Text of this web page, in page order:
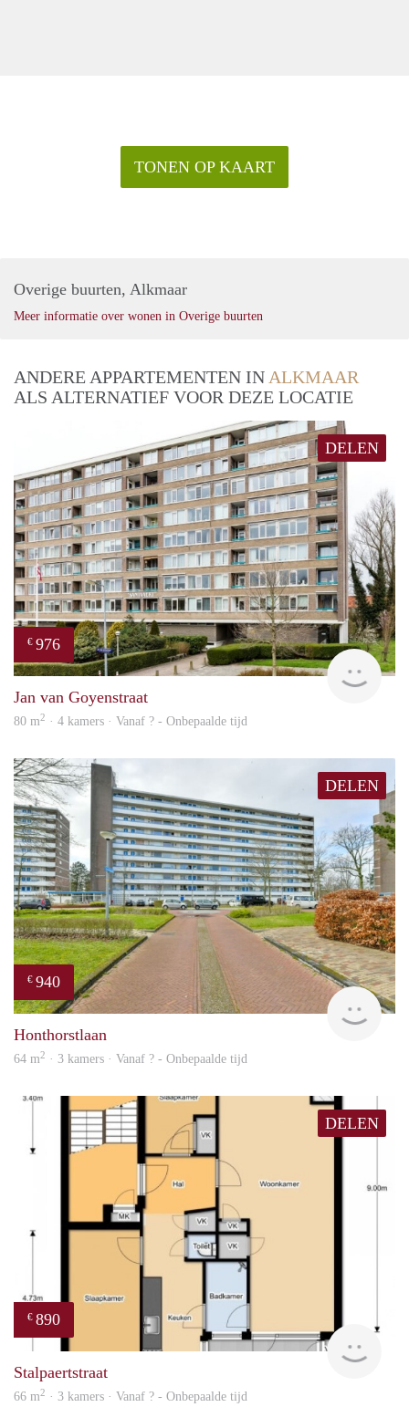
TONEN OP KAART
Overige buurten, Alkmaar
Meer informatie over wonen in Overige buurten
ANDERE APPARTEMENTEN IN ALKMAAR
ALS ALTERNATIEF VOOR DEZE LOCATIE
DELEN
€ 976
Jan van Goyenstraat
80 m2 · 4 kamers · Vanaf ? - Onbepaalde tijd
DELEN
€ 940
Honthorstlaan
64 m2 · 3 kamers · Vanaf ? - Onbepaalde tijd
DELEN
€ 890
Stalpaertstraat
66 m2 · 3 kamers · Vanaf ? - Onbepaalde tijd